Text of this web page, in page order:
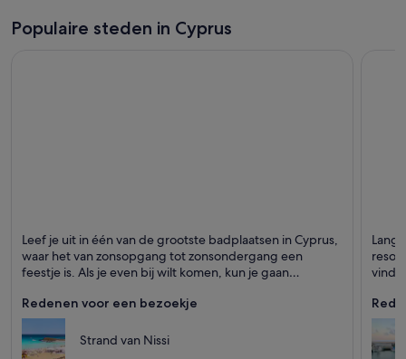
Populaire steden in Cyprus
Staat bekend om Stranden, Bars en Zwemmen
Leef je uit in één van de grootste badplaatsen in Cyprus,
waar het van zonsopgang tot zonsondergang een
feestje is. Als je even bij wilt komen, kun je gaan
natuur opzoeken.
Redenen voor een bezoekje
Strand van Nissi
vindt